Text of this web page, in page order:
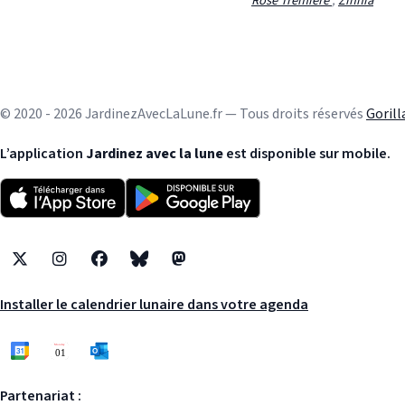
© 2020 - 2026 JardinezAvecLaLune.fr — Tous droits réservés
L’application Jardinez avec la luneest disponible sur mobile.
X InstagramFacebookBlueskyMastodon
Installer le calendrier lunaire dans votre agenda
Partenariat :